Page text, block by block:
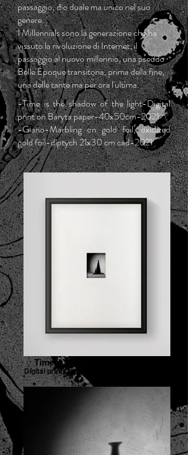
passaggio, dio duale ma unico nel suo
genere.
I Millennials sono la generazione che ha
vissuto la rivoluzione di Internet, il
passaggio al nuovo millennio, una pseudo
Belle Époque transitoria, prima della fine,
una delle tante ma per ora l'ultima.
-Time is the shadow of the light-Digital
print on Baryta paper-40x50cm-2021
-Giano-Marbling on gold foil, oxidized
gold foil-diptych 21x30 cm cad-2021
Time is the shadow of the light
Digital print on Baryta paper-40x50cm-2021